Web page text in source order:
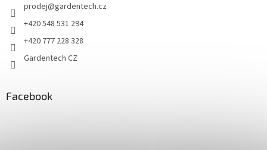
prodej@gardentech.cz
+420 548 531 294
+420 777 228 328
Gardentech CZ
Facebook